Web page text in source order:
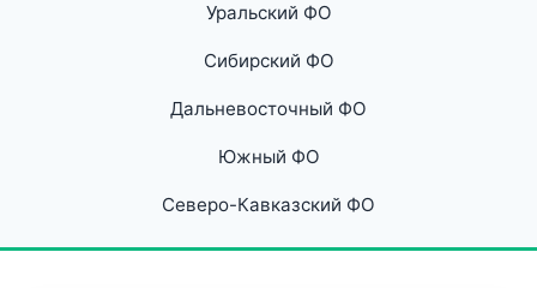
Уральский ФО
Сибирский ФО
Дальневосточный ФО
Южный ФО
Северо-Кавказский ФО